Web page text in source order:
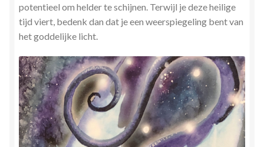
Tarot
Verbinden en Transformeren met 17 Archeia en hun
Tweelingvlam
Webshop
potentieel om helder te schijnen. Terwijl je deze heilige
tijd viert, bedenk dan dat je een weerspiegeling bent van
het goddelijke licht.